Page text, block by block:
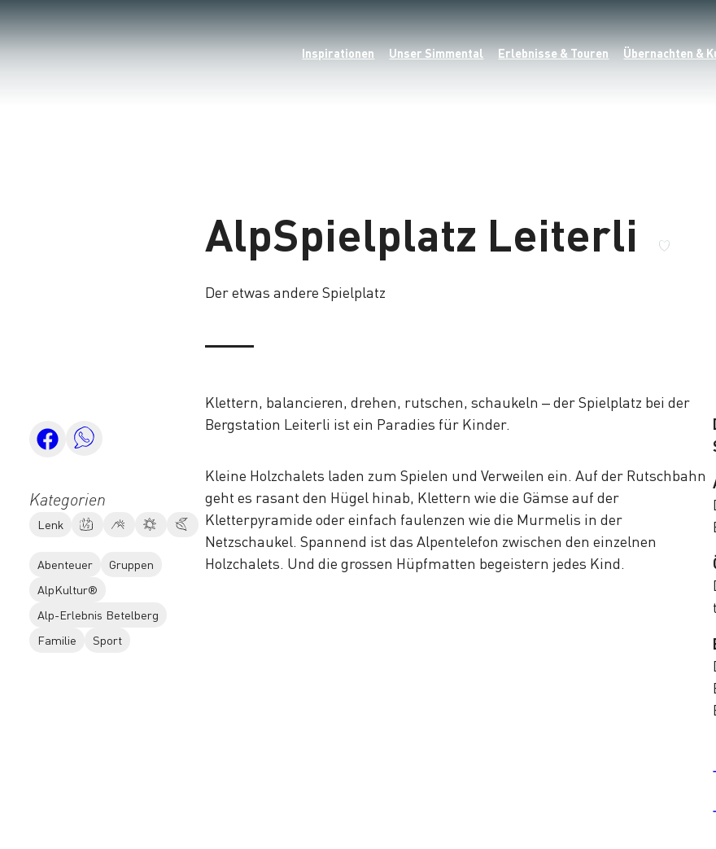
Inspirationen Unser Simmental Erlebnisse & Touren Übernachten &
AlpSpielplatz Leiterli
Der etwas andere Spielplatz
Kategorien
Lenk
Abenteuer
Gruppen
AlpKultur®
Alp-Erlebnis Betelberg
Familie
Sport
Klettern, balancieren, drehen, rutschen, schaukeln – der Spielplatz bei der
Bergstation Leiterli ist ein Paradies für Kinder.
Kleine Holzchalets laden zum Spielen und Verweilen ein. Auf der Rutschbahn
geht es rasant den Hügel hinab, Klettern wie die Gämse auf der
Kletterpyramide oder einfach faulenzen wie die Murmelis in der
Netzschaukel. Spannend ist das Alpentelefon zwischen den einzelnen
Holzchalets. Und die grossen Hüpfmatten begeistern jedes Kind.